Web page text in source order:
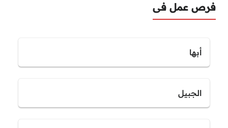
فرص عمل فى
أبها
الجبيل